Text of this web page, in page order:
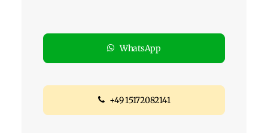
WhatsApp
+49 15172082141